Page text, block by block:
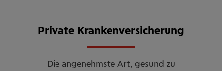
Private Kran­ken­­­ver­si­che­rung
Die angenehmste Art, gesund zu